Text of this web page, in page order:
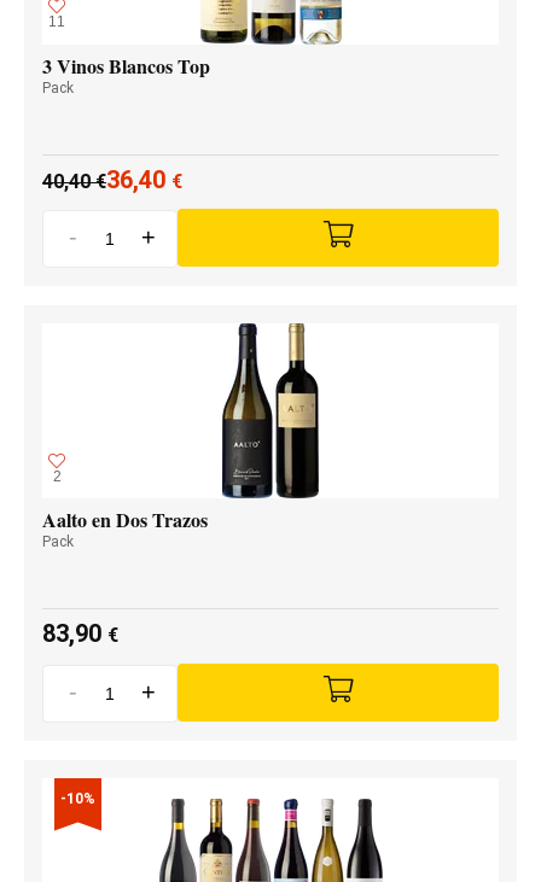
11
3 Vinos Blancos Top
Pack
40,40€36,40 €
- +
2
Aalto en Dos Trazos
Pack
83,90 €
- +
-10%